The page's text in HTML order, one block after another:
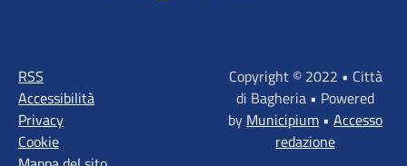
RSS
Accessibilità
Privacy
Cookie
Copyright © 2022 • Città
di Bagheria • Powered
by Municipium • Accesso
redazione